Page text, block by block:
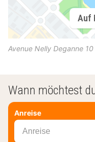
Auf
Avenue Nelly Deganne 10
Wann möchtest
Anreise
Anreise